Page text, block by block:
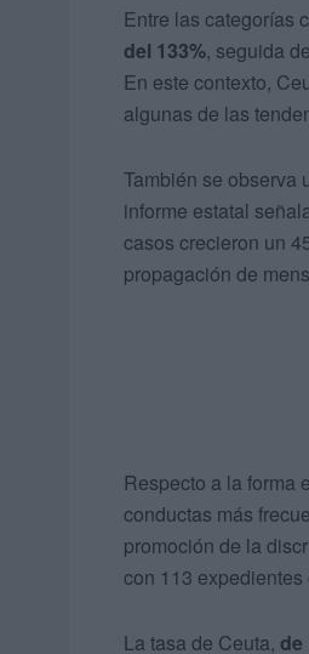
Entre las categorías
del 133%, seguida
En este contexto,
algunas de las
También se observa
informe estatal
casos crecieron un
propagación de
Respecto a la forma
conductas más
promoción de la
con 113 expedientes
La tasa de Ceuta, de